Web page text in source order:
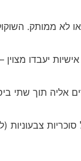
יעבדו מצוין – רק
אליה תוך שתי
סוכריות